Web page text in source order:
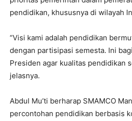
pendidikan, khususnya di wilayah
“Visi kami adalah pendidikan
dengan partisipasi semesta. Ini
Presiden agar kualitas pendidikan
jelasnya.
Abdul Mu’ti berharap SMAMCO
percontohan pendidikan berbasis